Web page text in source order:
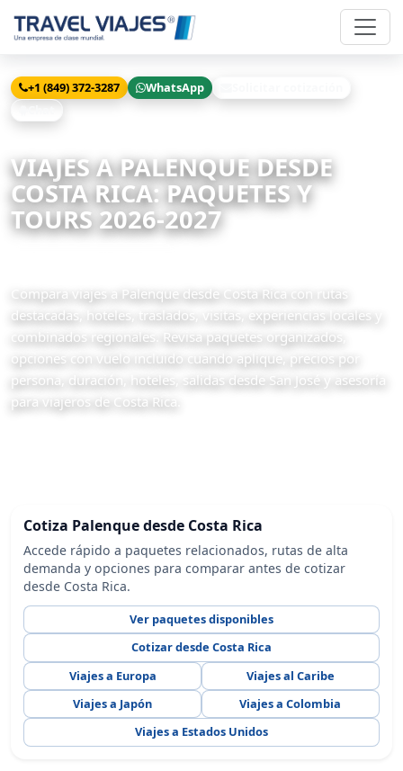
+1 (849) 372-3287 WhatsApp
VIAJES A PALENQUE DESDE
COSTA RICA: PAQUETES Y
TOURS 2026-2027
Compara viajes a Palenque desde Costa Rica con rutas
destacadas, hoteles, traslados, visitas, experiencias locales y
combinados regionales. Revisa paquetes organizados,
opciones con vuelo incluido cuando aplique, precios por
persona, duración, hoteles, salidas desde San José y asesoría
para viajeros de Costa Rica.
Cotiza Palenque desde Costa Rica
Accede rápido a paquetes relacionados, rutas de alta
demanda y opciones para comparar antes de cotizar
desde Costa Rica.
Ver paquetes disponibles
Cotizar desde Costa Rica
Viajes a Europa
Viajes al Caribe
Viajes a Japón
Viajes a Colombia
Viajes a Estados Unidos